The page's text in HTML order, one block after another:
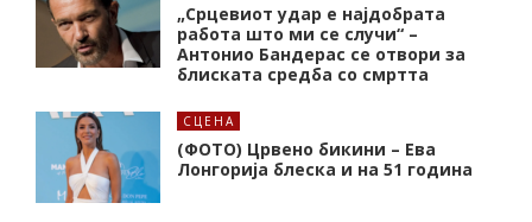
„Срцевиот удар е најдобрата
работа што ми се случи“ –
Антонио Бандерас се отвори за
блиската средба со смртта
СЦЕНА
(ФОТО) Црвено бикини – Ева
Лонгорија блеска и на 51 година